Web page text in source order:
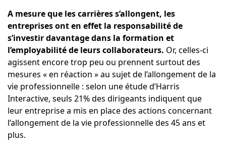
A mesure que les carrières s’allongent, les
entreprises ont en effet la responsabilité de
s’investir davantage dans la formation et
l’employabilité de leurs collaborateurs. Or, celles-ci
agissent encore trop peu ou prennent surtout des
mesures « en réaction » au sujet de l’allongement de la
vie professionnelle : selon uneétude d’Harris
Interactive, seuls 21% des dirigeants indiquent que
leur entreprise a mis en place des actions concernant
l’allongement de la vie professionnelle des 45 ans et
plus.